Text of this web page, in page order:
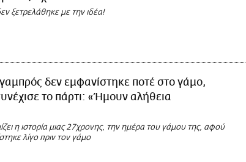
ξετρελάθηκε με την ιδέα!
δεν εμφανίστηκε ποτέ στο γάμο,
το πάρτι: «Ήμουν αλήθεια
η ιστορία μιας 27χρονης, την ημέρα του γάμου της, αφού
λίγο πριν τον γάμο